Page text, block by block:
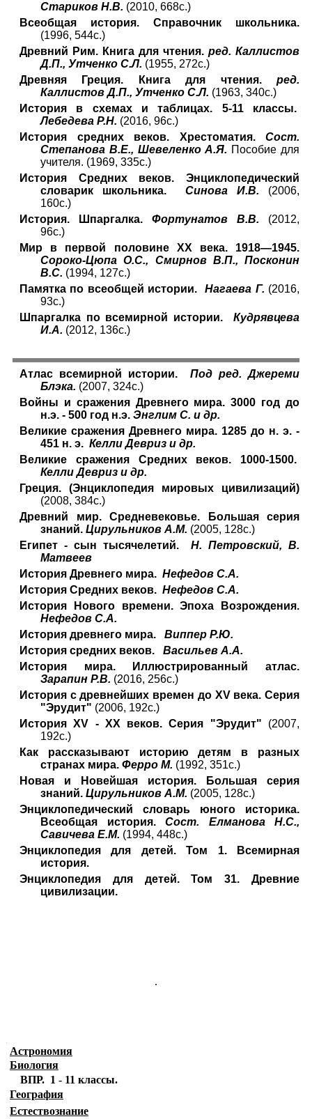
Стариков Н.В. (2010, 668с.)
Всеобщая история. Справочник школьника.
(1996, 544с.)
Древний Рим. Книга для чтения. ред. Каллистов
Д.П., Утченко С.Л. (1955, 272с.)
Древняя Греция. Книга для чтения. ред.
Каллистов Д.П., Утченко С.Л. (1963, 340с.)
История в схемах и таблицах. 5-11 классы.
Лебедева Р.Н. (2016, 96с.)
История средних веков. Хрестоматия. Сост.
Степанова В.Е., Шевеленко А.Я. Пособие для
учителя. (1969, 335с.)
История Средних веков. Энциклопедический
словарик школьника. Синова И.В. (2006,
160с.)
История. Шпаргалка. Фортунатов В.В. (2012,
96с.)
Мир в первой половине XX века. 1918—1945.
Сороко-Цюпа О.С., Смирнов В.П., Посконин
В.С. (1994, 127с.)
Памятка по всеобщей истории.Нагаева Г. (2016,
93с.)
Шпаргалка по всемирной истории. Кудрявцева
И.А. (2012, 136с.)
Атлас всемирной истории. Под ред. Джереми
Блэка. (2007, 324с.)
Войны и сражения Древнего мира. 3000 год до
н.э. - 500 год н.э. Энглим С. и др.
Великие сражения Древнего мира. 1285 до н. э. -
451 н. э. Келли Девриз и др.
Великие сражения Средних веков. 1000-1500.
Келли Девриз и др.
Греция. (Энциклопедия мировых цивилизаций)
(2008, 384с.)
Древний мир. Средневековье. Большая серия
знаний. Цирульников А.М. (2005, 128с.)
Египет - сын тысячелетий.Н. Петровский, В.
Матвеев
История Древнего мира. Нефедов С.А.
История Средних веков. Нефедов С.А.
История Нового времени. Эпоха Возрождения.
Нефедов С.А.
История древнего мира. Виппер Р.Ю.
История средних веков. Васильев А.А.
История мира. Иллюстрированный атлас.
Зарапин Р.В. (2016, 256с.)
История с древнейших времен до XV века. Серия
"Эрудит" (2006, 192с.)
История XV - XX веков. Серия "Эрудит" (2007,
192с.)
Как рассказывают историю детям в разных
странах мира. Ферро М. (1992, 351с.)
Новая и Новейшая история. Большая серия
знаний. Цирульников А.М. (2005, 128с.)
Энциклопедический словарь юного историка.
Всеобщая история. Сост. Елманова Н.С.,
Савичева Е.М. (1994, 448с.)
Энциклопедия для детей. Том 1. Всемирная
история.
Энциклопедия для детей. Том 31. Древние
цивилизации.
.
Астрономия
Биология
ВПР. 1 - 11 классы.
География
Естествознание